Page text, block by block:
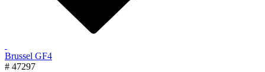
Brussel GF4
# 47297